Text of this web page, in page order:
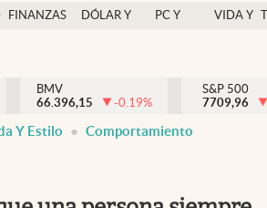
FINANZAS
DÓLAR Y
PC Y
VIDA Y
México
BMV
66.396,15
-0.19%
S&P 500
7709,96
Y Estilo Comportamiento